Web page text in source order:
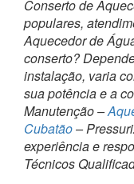
Conserto de
populares,
Aquecedor de
conserto?
instalação, varia
sua potência e a
Manutenção –
Cubatão–
experiência e
Técnicos